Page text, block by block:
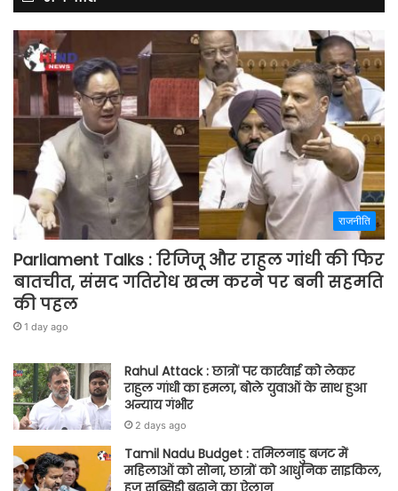
राजनीति
Parliament Talks : रिजिजू और राहुल गांधी की फिर
बातचीत, संसद गतिरोध खत्म करने पर बनी सहमति
की पहल
1 day ago
Rahul Attack : छात्रों पर कार्रवाई को लेकर
राहुल गांधी का हमला, बोले युवाओं के साथ हुआ
अन्याय गंभीर
2 days ago
Tamil Nadu Budget : तमिलनाडु बजट में
महिलाओं को सोना, छात्रों को आधुनिक साइकिल,
हज सब्सिडी बढ़ाने का ऐलान